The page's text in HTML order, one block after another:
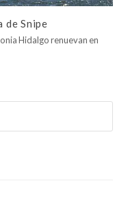
de Snipe
Hidalgo renuevan en